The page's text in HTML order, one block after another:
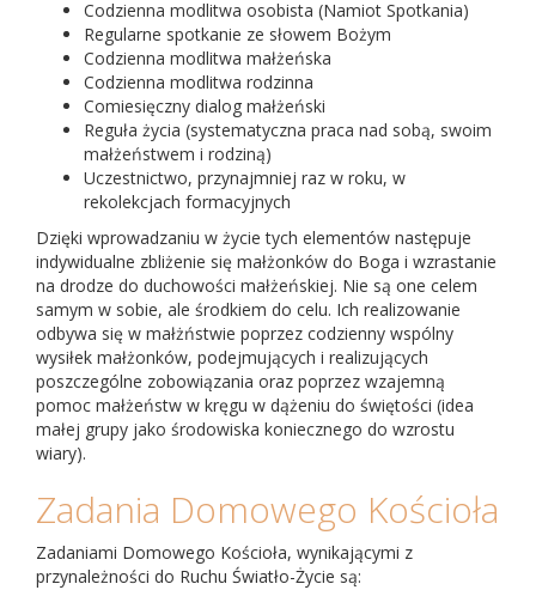
Codzienna modlitwa osobista (Namiot Spotkania)
Regularne spotkanie ze słowem Bożym
Codzienna modlitwa małżeńska
Codzienna modlitwa rodzinna
Comiesięczny dialog małżeński
Reguła życia (systematyczna praca nad sobą, swoim
małżeństwem i rodziną)
Uczestnictwo, przynajmniej raz w roku, w
rekolekcjach formacyjnych
Dzięki wprowadzaniu w życie tych elementów następuje
indywidualne zbliżenie się małżonków do Boga i wzrastanie
na drodze do duchowości małżeńskiej. Nie są one celem
samym w sobie, ale środkiem do celu. Ich realizowanie
odbywa się w małżństwie poprzez codzienny wspólny
wysiłek małżonków, podejmujących i realizujących
poszczególne zobowiązania oraz poprzez wzajemną
pomoc małżeństw w kręgu w dążeniu do świętości (idea
małej grupy jako środowiska koniecznego do wzrostu
wiary).
Zadania Domowego Kościoła
Zadaniami Domowego Kościoła, wynikającymi z
przynależności do Ruchu Światło-Życie są: